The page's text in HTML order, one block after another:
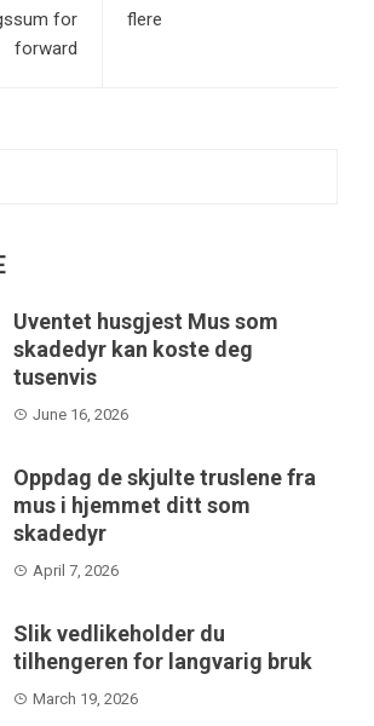
for
forward
flere
Uventet husgjest Mus som
skadedyr kan koste deg
tusenvis
June 16, 2026
Oppdag de skjulte truslene fra
mus i hjemmet ditt som
skadedyr
April 7, 2026
Slik vedlikeholder du
tilhengeren for langvarig bruk
March 19, 2026